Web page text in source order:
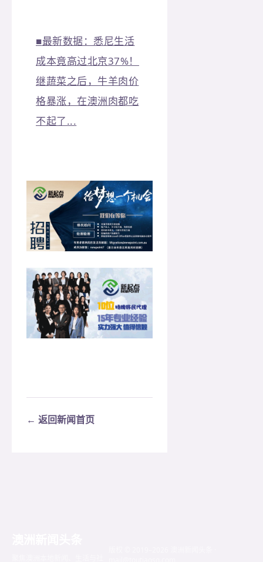
■最新数据：悉尼生活
成本竟高过北京37%！
继蔬菜之后，牛羊肉价
格暴涨，在澳洲肉都吃
不起了...
← 返回新闻首页